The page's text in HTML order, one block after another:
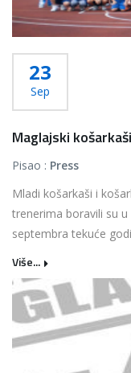
23
Sep
Maglajski
Pisao : Press
Mladi košarkaši i
trenerima boravili su u
septembra tekuće
Više...